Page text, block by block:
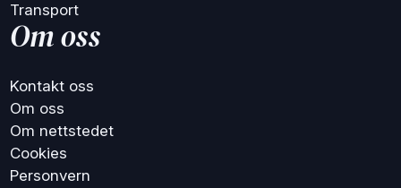
Transport
Om oss
Kontakt oss
Om oss
Om nettstedet
Cookies
Personvern